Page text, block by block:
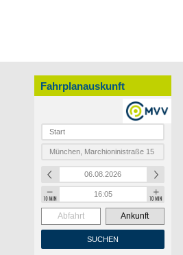
Fahrplanauskunft
Abfahrt Ankunft
SUCHEN